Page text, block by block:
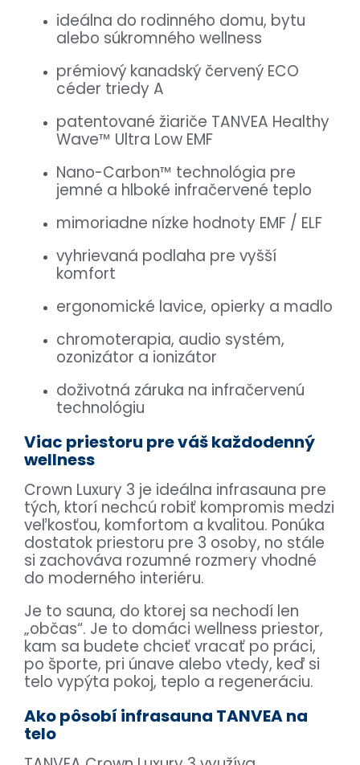
ideálna do rodinného domu, bytu
alebo súkromného wellness
prémiový kanadský červený ECO
céder triedy A
patentované žiariče TANVEA Healthy
Wave™ Ultra Low EMF
Nano-Carbon™ technológia pre
jemné a hlboké infračervené teplo
mimoriadne nízke hodnoty EMF / ELF
vyhrievaná podlaha pre vyšší
komfort
ergonomické lavice, opierky a madlo
chromoterapia, audio systém,
ozonizátor a ionizátor
doživotná záruka na infračervenú
technológiu
Viac priestoru pre váš každodenný
wellness
Crown Luxury 3 je ideálna infrasauna pre
tých, ktorí nechcú robiť kompromis medzi
veľkosťou, komfortom a kvalitou. Ponúka
dostatok priestoru pre 3 osoby, no stále
si zachováva rozumné rozmery vhodné
do moderného interiéru.
Je to sauna, do ktorej sa nechodí len
„občas“. Je to domáci wellness priestor,
kam sa budete chcieť vracať po práci,
po športe, pri únave alebo vtedy, keď si
telo vypýta pokoj, teplo a regeneráciu.
Ako pôsobí infrasauna TANVEA na
telo